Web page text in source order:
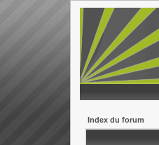
Index du forum